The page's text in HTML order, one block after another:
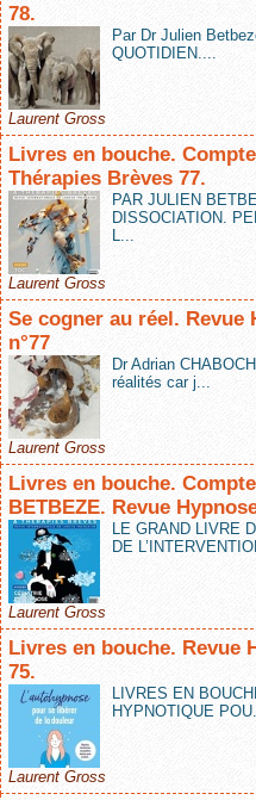
78.
Par Dr Julien
QUOTIDIEN....
Laurent Gross
Livres en bouche.
Thérapies Brèves 77.
PAR JULIEN
DISSOCIATION.
L...
Laurent Gross
Se cogner au réel. Revue
n°77
Dr Adrian
réalités car j...
Laurent Gross
Livres en bouche.
BETBEZE. Revue
LE GRAND LIVRE
DE
Laurent Gross
Livres en bouche. Revue
75.
LIVRES EN
HYPNOTIQUE
Laurent Gross